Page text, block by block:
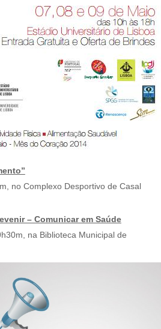
no Complexo Desportivo de Casal
– Comunicar em Saúde
na Biblioteca Municipal de